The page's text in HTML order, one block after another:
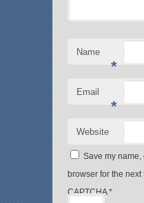
Name
*
Email
*
Website
Save my
browser for the next
CAPTCHA*